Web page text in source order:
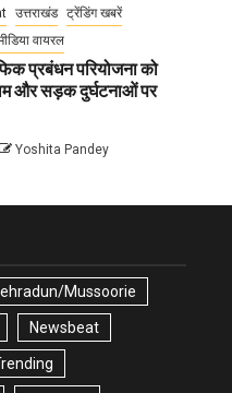
उत्तराखंड
ट्रेंडिंग खबरें
वायरल
प्रबंधन परियोजना को
और सड़क दुर्घटनाओं पर
Yoshita Pandey
Mussoorie
Newsbeat